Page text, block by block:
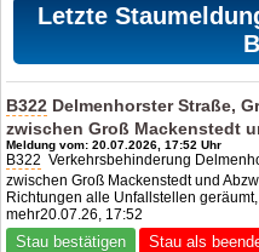
Letzte
B322 Delmenhorster Straße,
zwischen Groß Mackenstedt
Meldung vom: 20.07.2026, 17:52 Uhr
B322 Verkehrsbehinderung
zwischen Groß Mackenstedt und
Richtungen alle Unfallstellen
mehr20.07.26, 17:52
Stau bestätigen Stau als